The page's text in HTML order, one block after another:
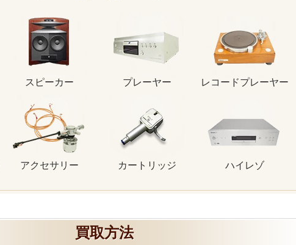
スピーカー プレーヤー レコードプレーヤー
アクセサリー カートリッジ ハイレゾ
買取方法